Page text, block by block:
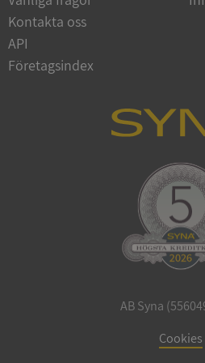
Kontakta oss
API
Företagsindex
AB Syna
Cookies
Strikt nödvändigt
Strikt nödvändiga kakor tillåter
användas ordentligt utan strikt
__RequestVerificationToken